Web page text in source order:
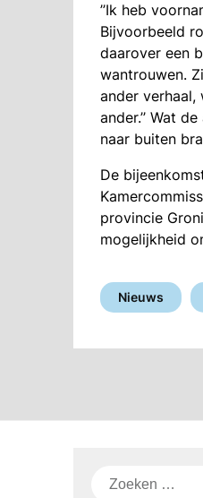
’’Ik heb
Bijvoorbeeld
daarover een
wantrouwen.
ander
ander.’’ Wat
naar buiten
De
provincie
mogelijkheid
Nieuws
Zoeken